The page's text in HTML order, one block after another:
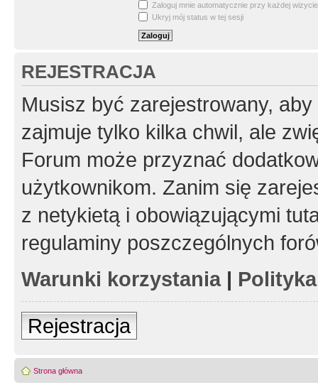
Zaloguj mnie automatycznie przy każdej wizycie
Ukryj mój status w tej sesji
REJESTRACJA
Musisz być zarejestrowany,
zajmuje tylko kilka chwil, ale
Forum może przyznać
użytkownikom. Zanim się
z netykietą i obowiązującymi
regulaminy poszczególnych
Warunki korzystania|
Rejestracja
Strona główna